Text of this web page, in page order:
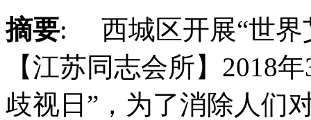
摘要: 西城区开展“世
【江苏同志会所】2018
歧视日”，为了消除人们